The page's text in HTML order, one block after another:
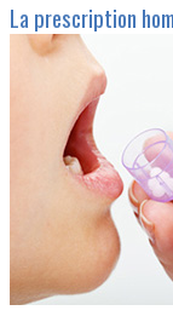
La prescription